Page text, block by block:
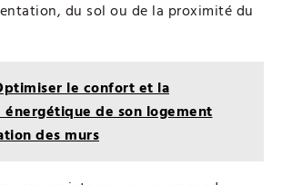
du sol ou de la proximité du
le confort et la
énergétique de son logement
des murs